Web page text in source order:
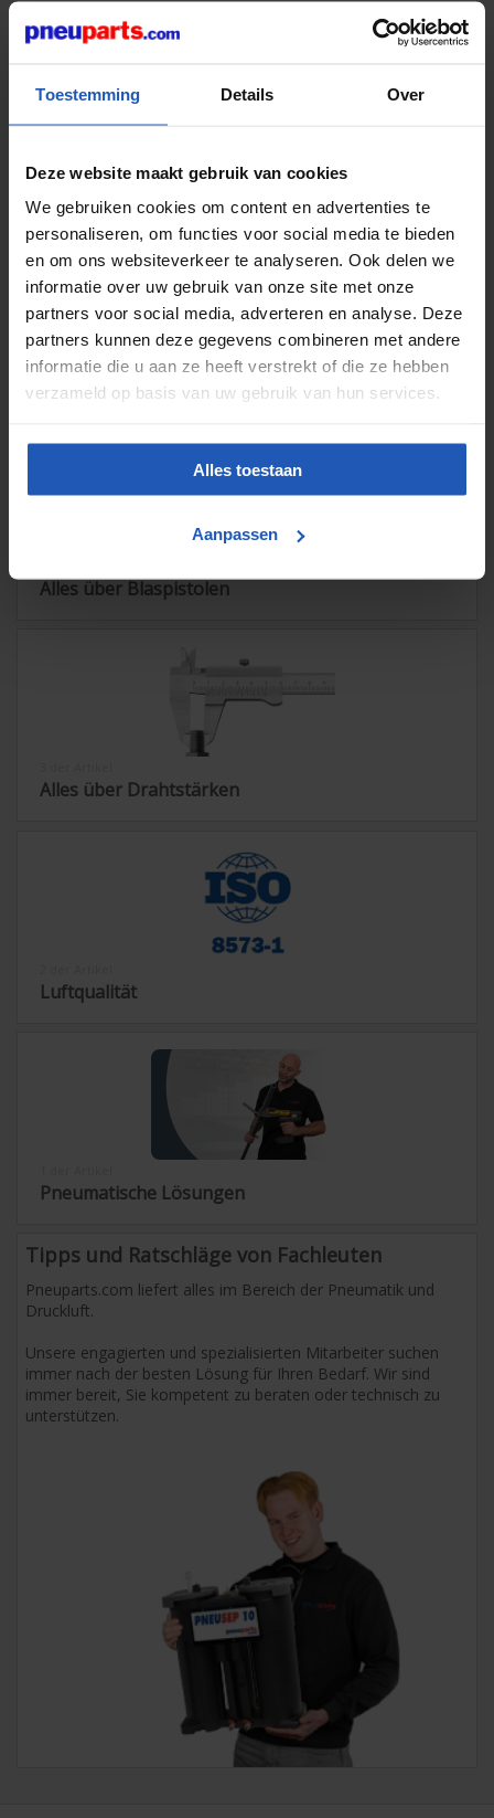
Toestemming Details Over
Deze website maakt gebruik van cookies
We gebruiken cookies om content en advertenties te
personaliseren, om functies voor social media te bieden
en om ons websiteverkeer te analyseren. Ook delen we
informatie over uw gebruik van onze site met onze
partners voor social media, adverteren en analyse. Deze
partners kunnen deze gegevens combineren met andere
informatie die u aan ze heeft verstrekt of die ze hebben
verzameld op basis van uw gebruik van hun services.
Alles toestaan
Aanpassen
6 der Artikel
Alles über kupplungen
2 der Artikel
Alles über Vakuumtechnik
Alles über Blaspistolen
Alles über Drahtstärken
Luftqualität
Pneumatische Lösungen
Tipps und Ratschläge von Fachleuten
Pneuparts.com liefert alles im Bereich der Pneumatik und
Druckluft.
Unsere engagierten und spezialisierten Mitarbeiter suchen
immer nach der besten Lösung für Ihren Bedarf. Wir sind
immer bereit, Sie kompetent zu beraten oder technisch zu
unterstützen.